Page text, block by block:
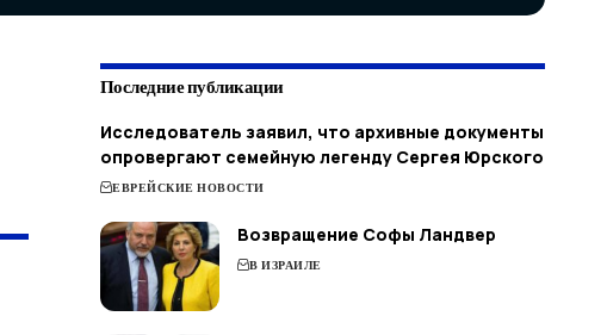
Последние публикации
Исследователь заявил, что архивные документы
опровергают семейную легенду Сергея Юрского
ЕВРЕЙСКИЕ НОВОСТИ
Возвращение Софы Ландвер
В ИЗРАИЛЕ